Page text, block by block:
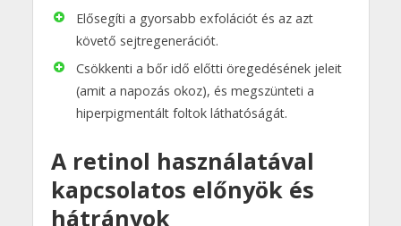
Elősegíti a gyorsabb exfolációt és az azt
követő sejtregenerációt.
Csökkenti a bőr idő előtti öregedésének jeleit
(amit a napozás okoz), és megszünteti a
hiperpigmentált foltok láthatóságát.
A retinol használatával
kapcsolatos előnyök és
hátrányok